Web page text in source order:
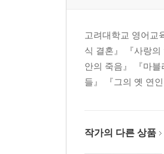
고려대학교 영어교
식 결혼』 『사랑
안의 죽음』 『마
들』 『그의 옛 연
작가의 다른 상품